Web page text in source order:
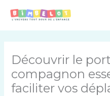
Découvrir le
compagnon
faciliter vos